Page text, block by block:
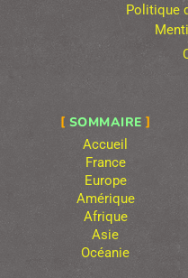
Politique
SOMMAIRE
Accueil
France
Europe
Amérique
Afrique
Asie
Océanie